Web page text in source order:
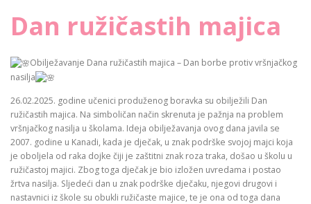
Dan ružičastih majica
Obilježavanje Dana ružičastih majica – Dan borbe protiv vršnjačkog
nasilja
26.02.2025. godine učenici produženog boravka su obilježili Dan
ružičastih majica. Na simboličan način skrenuta je pažnja na problem
vršnjačkog nasilja u školama. Ideja obilježavanja ovog dana javila se
2007. godine u Kanadi, kada je dječak, u znak podrške svojoj majci koja
je oboljela od raka dojke čiji je zaštitni znak roza traka, došao u školu u
ružičastoj majici. Zbog toga dječak je bio izložen uvredama i postao
žrtva nasilja. Sljedeći dan u znak podrške dječaku, njegovi drugovi i
nastavnici iz škole su obukli ružičaste majice, te je ona od toga dana